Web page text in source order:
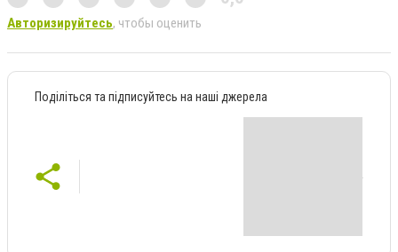
Авторизируйтесь, чтобы оценить
Поділіться та підписуйтесь на наші джерела